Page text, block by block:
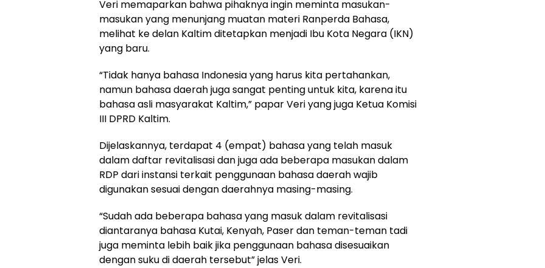
Veri memaparkan bahwa pihaknya ingin meminta masukan-
masukan yang menunjang muatan materi Ranperda Bahasa,
melihat ke delan Kaltim ditetapkan menjadi Ibu Kota Negara (IKN)
yang baru.
“Tidak hanya bahasa Indonesia yang harus kita pertahankan,
namun bahasa daerah juga sangat penting untuk kita, karena itu
bahasa asli masyarakat Kaltim,” papar Veri yang juga Ketua Komisi
III DPRD Kaltim.
Dijelaskannya, terdapat 4 (empat) bahasa yang telah masuk
dalam daftar revitalisasi dan juga ada beberapa masukan dalam
RDP dari instansi terkait penggunaan bahasa daerah wajib
digunakan sesuai dengan daerahnya masing-masing.
“Sudah ada beberapa bahasa yang masuk dalam revitalisasi
diantaranya bahasa Kutai, Kenyah, Paser dan teman-teman tadi
juga meminta lebih baik jika penggunaan bahasa disesuaikan
dengan suku di daerah tersebut” jelas Veri.